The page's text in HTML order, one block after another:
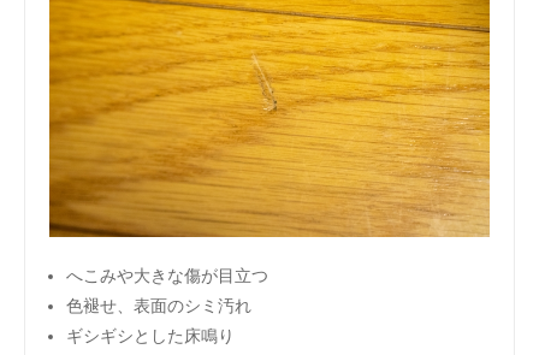
へこみや大きな傷が目立つ
色褪せ、表面のシミ汚れ
ギシギシとした床鳴り